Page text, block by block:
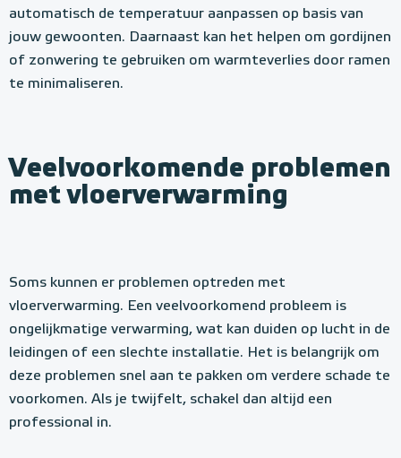
automatisch de temperatuur aanpassen op basis van
jouw gewoonten. Daarnaast kan het helpen om gordijnen
of zonwering te gebruiken om warmteverlies door ramen
te minimaliseren.
Veelvoorkomende problemen
met vloerverwarming
Soms kunnen er problemen optreden met
vloerverwarming. Een veelvoorkomend probleem is
ongelijkmatige verwarming, wat kan duiden op lucht in de
leidingen of een slechte installatie. Het is belangrijk om
deze problemen snel aan te pakken om verdere schade te
voorkomen. Als je twijfelt, schakel dan altijd een
professional in.